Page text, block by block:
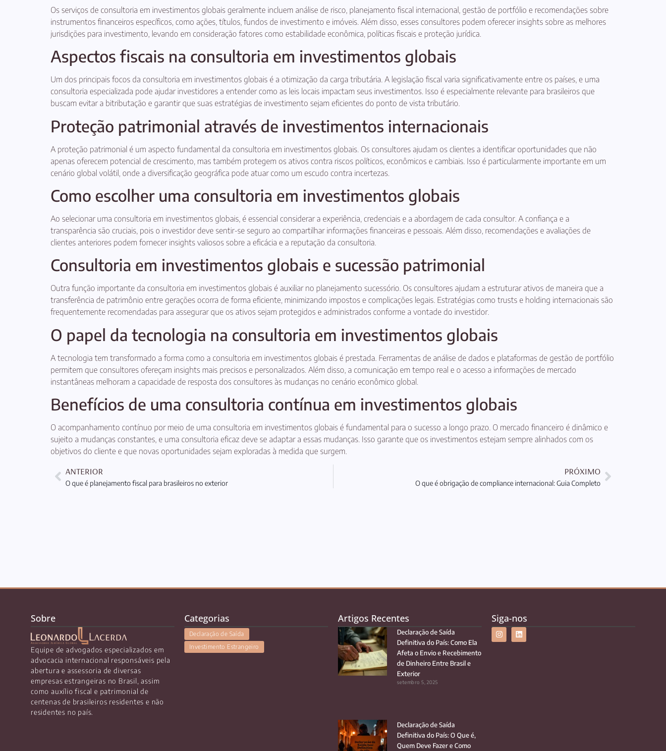
Os serviços de consultoria em investimentos globais geralmente incluem análise de risco, planejamento fiscal internacional, gestão de portfólio e recomendações sobre
instrumentos financeiros específicos, como ações, títulos, fundos de investimento e imóveis. Além disso, esses consultores podem oferecer insights sobre as melhores
jurisdições para investimento, levando em consideração fatores como estabilidade econômica, políticas fiscais e proteção jurídica.
Aspectos fiscais na consultoria em investimentos globais
Um dos principais focos da consultoria em investimentos globais é a otimização da carga tributária. A legislação fiscal varia significativamente entre os países, e uma
consultoria especializada pode ajudar investidores a entender como as leis locais impactam seus investimentos. Isso é especialmente relevante para brasileiros que
buscam evitar a bitributação e garantir que suas estratégias de investimento sejam eficientes do ponto de vista tributário.
Proteção patrimonial através de investimentos internacionais
A proteção patrimonial é um aspecto fundamental da consultoria em investimentos globais. Os consultores ajudam os clientes a identificar oportunidades que não
apenas oferecem potencial de crescimento, mas também protegem os ativos contra riscos políticos, econômicos e cambiais. Isso é particularmente importante em um
cenário global volátil, onde a diversificação geográfica pode atuar como um escudo contra incertezas.
Como escolher uma consultoria em investimentos globais
Ao selecionar uma consultoria em investimentos globais, é essencial considerar a experiência, credenciais e a abordagem de cada consultor. A confiança e a
transparência são cruciais, pois o investidor deve sentir-se seguro ao compartilhar informações financeiras e pessoais. Além disso, recomendações e avaliações de
clientes anteriores podem fornecer insights valiosos sobre a eficácia e a reputação da consultoria.
Consultoria em investimentos globais e sucessão patrimonial
Outra função importante da consultoria em investimentos globais é auxiliar no planejamento sucessório. Os consultores ajudam a estruturar ativos de maneira que a
transferência de patrimônio entre gerações ocorra de forma eficiente, minimizando impostos e complicações legais. Estratégias como trusts e holding internacionais são
frequentemente recomendadas para assegurar que os ativos sejam protegidos e administrados conforme a vontade do investidor.
O papel da tecnologia na consultoria em investimentos globais
A tecnologia tem transformado a forma como a consultoria em investimentos globais é prestada. Ferramentas de análise de dados e plataformas de gestão de portfólio
permitem que consultores ofereçam insights mais precisos e personalizados. Além disso, a comunicação em tempo real e o acesso a informações de mercado
instantâneas melhoram a capacidade de resposta dos consultores às mudanças no cenário econômico global.
Benefícios de uma consultoria contínua em investimentos globais
O acompanhamento contínuo por meio de uma consultoria em investimentos globais é fundamental para o sucesso a longo prazo. O mercado financeiro é dinâmico e
sujeito a mudanças constantes, e uma consultoria eficaz deve se adaptar a essas mudanças. Isso garante que os investimentos estejam sempre alinhados com os
objetivos do cliente e que novas oportunidades sejam exploradas à medida que surgem.
ANTERIOR
O que é planejamento fiscal para brasileiros no exterior
PRÓXIMO
O que é obrigação de compliance internacional: Guia Completo
Sobre
Equipe de advogados especializados em
advocacia internacional responsáveis pela
abertura e assessoria de diversas
empresas estrangeiras no Brasil, assim
como auxílio fiscal e patrimonial de
centenas de brasileiros residentes e não
residentes no país.
Categorias
Declaração de Saída
Investimento Estrangeiro
Artigos Recentes
Declaração de Saída
Definitiva do País: Como Ela
Afeta o Envio e Recebimento
de Dinheiro Entre Brasil e
Exterior
setembro 5, 2025
Declaração de Saída
Definitiva do País: O Que é,
Quem Deve Fazer e Como
Siga-nos